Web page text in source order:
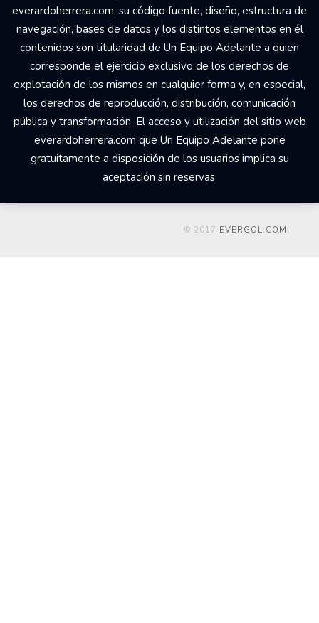
everardoherrera.com, su código fuente, diseño, estructura de
navegación, bases de datos y los distintos elementos en él
contenidos son titularidad de Un Equipo Adelante a quien
corresponde el ejercicio exclusivo de los derechos de
explotación de los mismos en cualquier forma y, en especial,
los derechos de reproducción, distribución, comunicación
pública y transformación. El acceso y utilización del sitio web
everardoherrera.com que Un Equipo Adelante pone
gratuitamente a disposición de los usuarios implica su
aceptación sin reservas.
© 2017 EVERGOL.COM